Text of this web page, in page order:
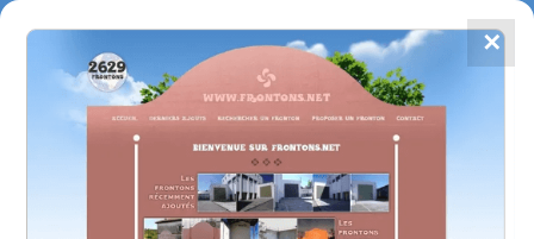
FRONTONS.NET
4867
frontons
✕